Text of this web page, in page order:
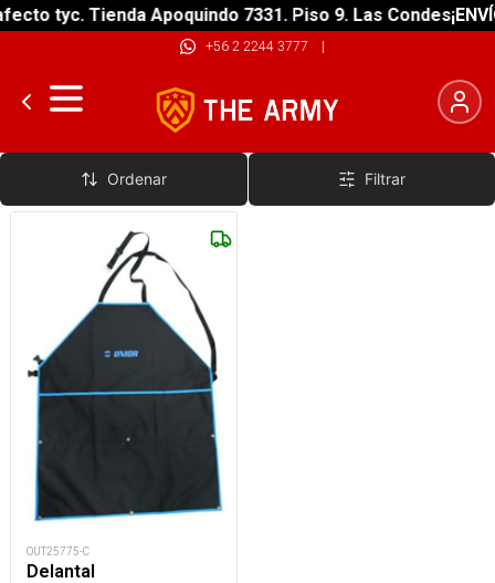
tyc. Tienda Apoquindo 7331. Piso 9. Las Condes
+56 2 2244 3777 |
Ropa de Trabajo para Taller
Ordenar Filtrar
OUT25775-C
Delantal